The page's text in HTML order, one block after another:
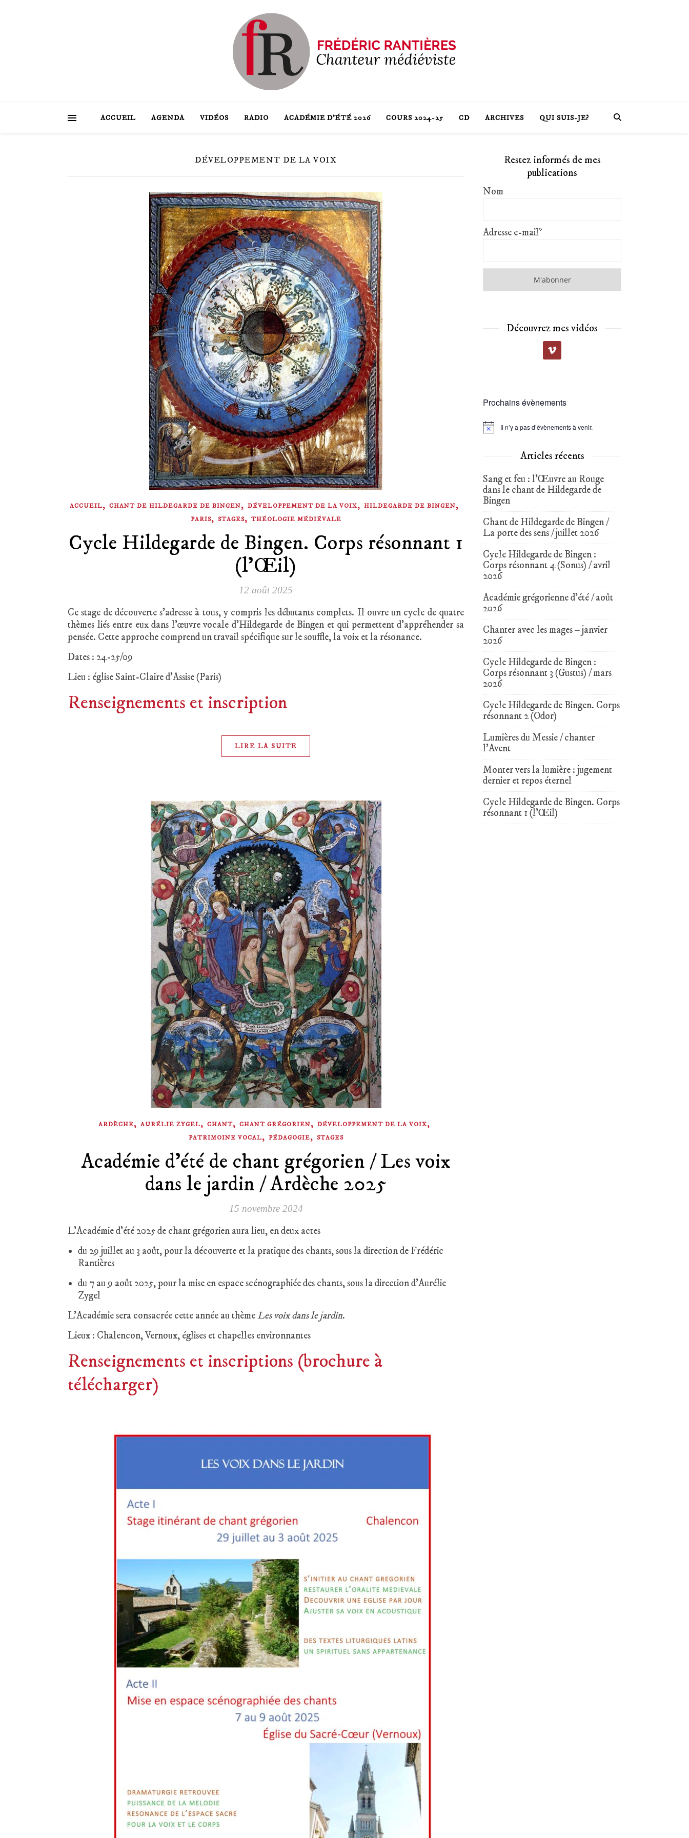
ACCUEIL AGENDA VIDÉOS RADIO ACADÉMIE D’ÉTÉ 2026 COURS 2024-25 CD ARCHIVES QUI SUIS-JE?
DÉVELOPPEMENT DE LA VOIX
ACCUEIL, CHANT DE HILDEGARDE DE BINGEN, DÉVELOPPEMENT DE LA VOIX, HILDEGARDE DE BINGEN,
PARIS, STAGES, THÉOLOGIE MÉDIÉVALE
Cycle Hildegarde de Bingen. Corps résonnant 1
(l’Œil)
12 août 2025
Ce stage de découverte s’adresse à tous, y compris les débutants complets. Il ouvre un cycle de quatre
thèmes liés entre eux dans l’œuvre vocale d’Hildegarde de Bingen et qui permettent d’appréhender sa
pensée. Cette approche comprend un travail spécifique sur le souffle, la voix et la résonance.
Dates : 24-25/09
Lieu : église Saint-Claire d’Assise (Paris)
Renseignements et inscription
LIRE LA SUITE
ARDÈCHE, AURÉLIE ZYGEL, CHANT, CHANT GRÉGORIEN, DÉVELOPPEMENT DE LA VOIX,
PATRIMOINE VOCAL, PÉDAGOGIE, STAGES
Académie d’été de chant grégorien / Les voix
dans le jardin / Ardèche 2025
15 novembre 2024
L’Académie d’été 2025 de chant grégorien aura lieu, en deux actes
du 29 juillet au 3 août, pour la découverte et la pratique des chants, sous la direction de Frédéric
Rantières
du 7 au 9 août 2025, pour la mise en espace scénographiée des chants, sous la direction d’Aurélie
Zygel
L’Académie sera consacrée cette année au thèmeLes voix dans le jardin.
Lieux : Chalencon, Vernoux, églises et chapelles environnantes
Renseignements et inscriptions (brochure à
télécharger)
Restez informés de mes
publications
Nom
Adresse e-mail*
Découvrez mes vidéos
Prochains évènements
Notice Il n’y a pas d’évènements à venir.
Articles récents
Sang et feu : l’Œuvre au Rouge
dans le chant de Hildegarde de
Bingen
Chant de Hildegarde de Bingen /
La porte des sens / juillet 2026
Cycle Hildegarde de Bingen :
Corps résonnant 4 (Sonus) / avril
2026
Académie grégorienne d’été / août
2026
Chanter avec les mages – janvier
2026
Cycle Hildegarde de Bingen :
Corps résonnant 3 (Gustus) / mars
2026
Cycle Hildegarde de Bingen. Corps
résonnant 2 (Odor)
Lumières du Messie / chanter
l’Avent
Monter vers la lumière : jugement
dernier et repos éternel
Cycle Hildegarde de Bingen. Corps
résonnant 1 (l’Œil)